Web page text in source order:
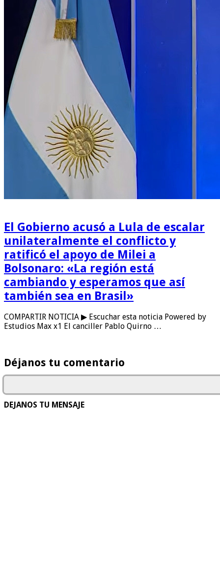
El Gobierno acusó a Lula de escalar
unilateralmente el conflicto y
ratificó el apoyo de Milei a
Bolsonaro: «La región está
cambiando y esperamos que así
también sea en Brasil»
COMPARTIR NOTICIA ▶ Escuchar esta noticia Powered by
Estudios Max x1 El canciller Pablo Quirno …
Déjanos tu comentario
DEJANOS TU MENSAJE